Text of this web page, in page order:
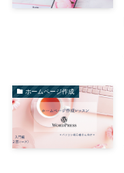
ホームページ作成